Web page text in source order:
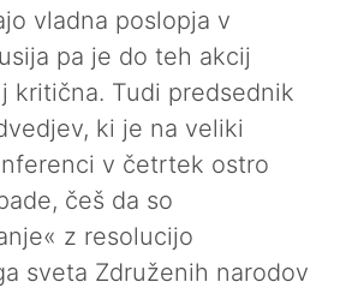
vladna poslopja v
pa je do teh akcij
kritična. Tudi predsednik
ki je na veliki
v četrtek ostro
češ da so
z resolucijo
sveta Združenih narodov